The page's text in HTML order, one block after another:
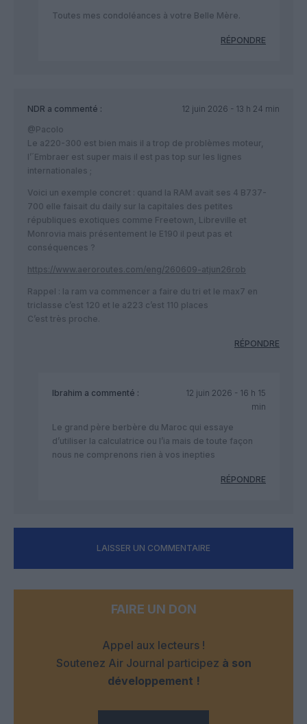
Toutes mes condoléances à votre Belle Mère.
RÉPONDRE
NDR a commenté :
12 juin 2026 - 13 h 24 min
@Pacolo
Le a220-300 est bien mais il a trop de problèmes moteur,
l’´Embraer est super mais il est pas top sur les lignes
internationales ;
Voici un exemple concret : quand la RAM avait ses 4 B737-
700 elle faisait du daily sur la capitales des petites
républiques exotiques comme Freetown, Libreville et
Monrovia mais présentement le E190 il peut pas et
conséquences ?
https://www.aeroroutes.com/eng/260609-atjun26rob
Rappel : la ram va commencer a faire du tri et le max7 en
triclasse c’est 120 et le a223 c’est 110 places
C’est très proche.
RÉPONDRE
Ibrahim a commenté :
12 juin 2026 - 16 h 15
min
Le grand père berbère du Maroc qui essaye
d’utiliser la calculatrice ou l’ia mais de toute façon
nous ne comprenons rien à vos inepties
RÉPONDRE
LAISSER UN COMMENTAIRE
FAIRE UN DON
Appel aux lecteurs !
Soutenez Air Journal participez à son
développement !